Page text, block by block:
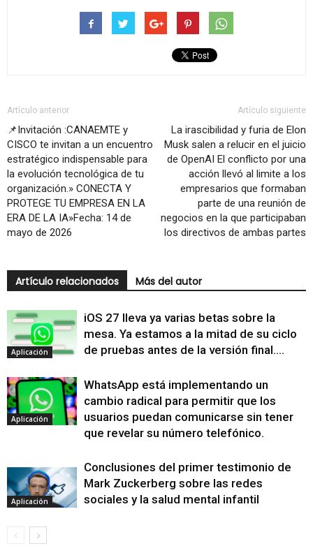
Artículo anterior
📌Invitación :CANAEMTE y
CISCO te invitan a un encuentro
estratégico indispensable para
la evolución tecnológica de tu
organización.» CONECTA Y
PROTEGE TU EMPRESA EN LA
ERA DE LA IA»Fecha: 14 de
mayo de 2026
Artículo siguiente
La irascibilidad y furia de Elon
Musk salen a relucir en el juicio
de OpenAI El conflicto por una
acción llevó al limite a los
empresarios que formaban
parte de una reunión de
negocios en la que participaban
los directivos de ambas partes
Artículo relacionados Más del autor
Aplicación
iOS 27 lleva ya varias betas sobre la
mesa. Ya estamos a la mitad de su ciclo
de pruebas antes de la versión final....
Aplicación
WhatsApp está implementando un
cambio radical para permitir que los
usuarios puedan comunicarse sin tener
que revelar su número telefónico.
Aplicación
Conclusiones del primer testimonio de
Mark Zuckerberg sobre las redes
sociales y la salud mental infantil